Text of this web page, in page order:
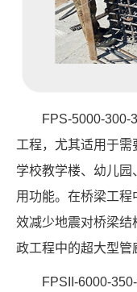
FPS-5000-300-
工程，尤其适用于
学校教学楼、幼儿
用功能。在桥梁工
效减少地震对桥梁结
政工程中的超大型管
FPSII-6000-